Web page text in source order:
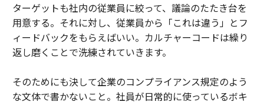
ターゲットも社内の従業員に絞って、議論のたたき台を
用意する。それに対し、従業員から「これは違う」とフ
ィードバックをもらえばいい。カルチャーコードは繰り
返し磨くことで洗練されていきます。
そのためにも決して企業のコンプライアンス規定のよう
な文体で書かないこと。社員が日常的に使っているボキ